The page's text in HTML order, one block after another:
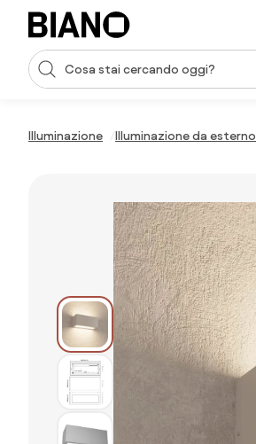
Salta la navigazione, vai al contenuto
Input della ricerca
Illuminazione Illuminazione da esterno